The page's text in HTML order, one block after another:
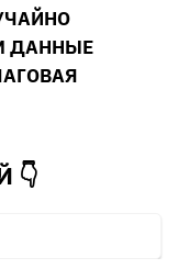
ДАННЫЕ
👇